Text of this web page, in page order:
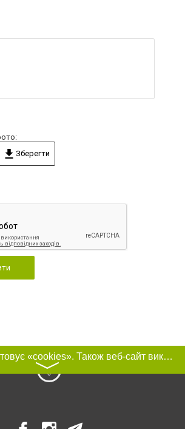
Зберегти
Цей сайт використовує «cookies». Також веб-сайт використовує інтернет-сервіс для збору технічних даних стосовно відвідувачів з метою отримання маркетингової та статистичної інформації. Умови обробки даних відвідувачів сайту див.
〉